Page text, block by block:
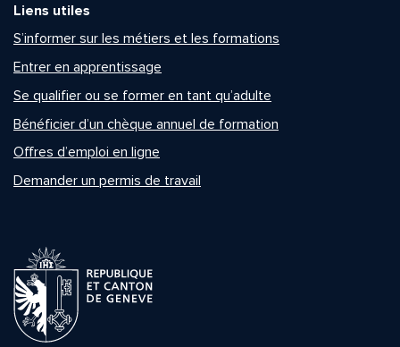
Liens utiles
S’informer sur les métiers et les formations
Entrer en apprentissage
Se qualifier ou se former en tant qu’adulte
Bénéficier d’un chèque annuel de formation
Offres d’emploi en ligne
Demander un permis de travail